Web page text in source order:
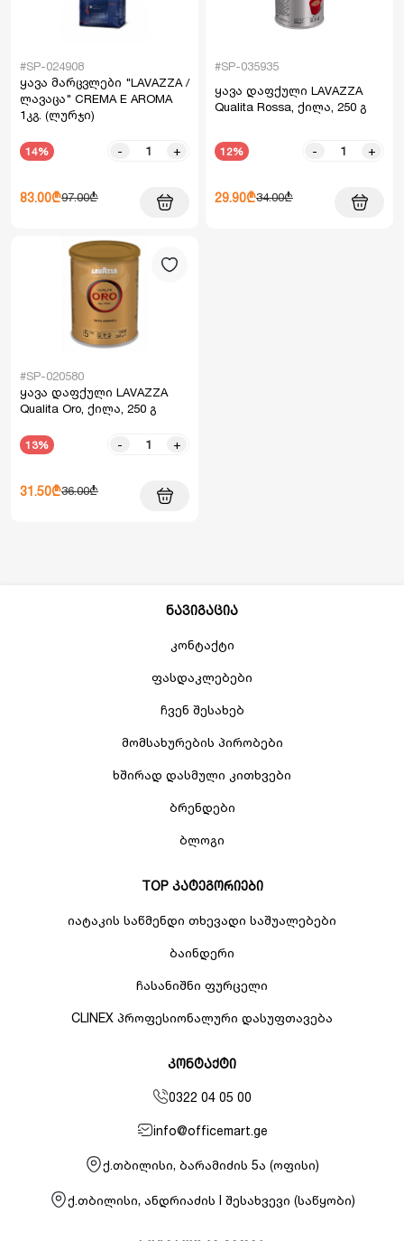
#SP-024908
ყავა მარცვლები "LAVAZZA /
ლავაცა" CREMA E AROMA
1კგ. (ლურჯი)
14% - +
83.00₾97.00₾
#SP-035935
ყავა დაფქული LAVAZZA
Qualita Rossa, ქილა, 250 გ
12% - +
29.90₾34.00₾
#SP-020580
ყავა დაფქული LAVAZZA
Qualita Oro, ქილა, 250 გ
13% - +
31.50₾36.00₾
ნავიგაცია
კონტაქტი
ფასდაკლებები
ჩვენ შესახებ
მომსახურების პირობები
ხშირად დასმული კითხვები
ბრენდები
ბლოგი
TOP კატეგორიები
იატაკის საწმენდი თხევადი საშუალებები
ბაინდერი
ჩასანიშნი ფურცელი
CLINEX პროფესიონალური დასუფთავება
კონტაქტი
0322 04 05 00
info@officemart.ge
ქ.თბილისი, ბარამიძის 5ა (ოფისი)
ქ.თბილისი, ანდრიაძის I შესახვევი (საწყობი)